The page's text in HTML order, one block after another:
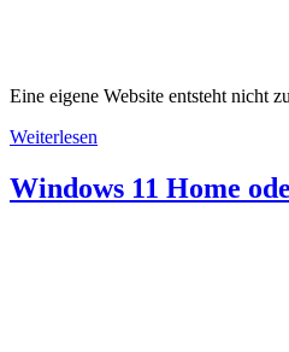
Eine eigene Website entsteht nicht
Weiterlesen
Windows 11 Home